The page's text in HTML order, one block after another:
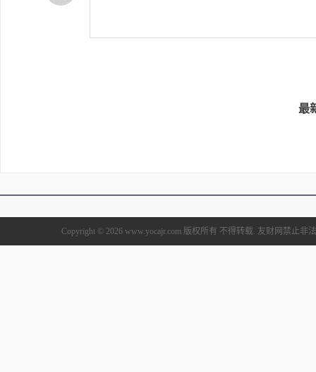
最
Copyright © 2026 www.yocajr.com 版权所有 不得转载. 友财网禁止非